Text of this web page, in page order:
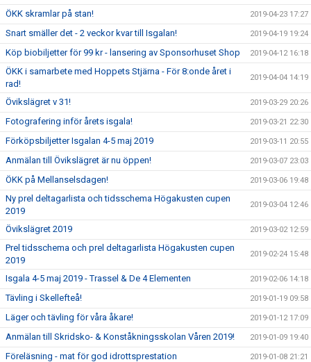
ÖKK skramlar på stan! 2019-04-23 17:27
Snart smäller det - 2 veckor kvar till Isgalan! 2019-04-19 19:24
Köp biobiljetter för 99 kr - lansering av Sponsorhuset Shop 2019-04-12 16:18
ÖKK i samarbete med Hoppets Stjärna - För 8:onde året i
rad!
2019-04-04 14:19
Övikslägret v 31! 2019-03-29 20:26
Fotografering inför årets isgala! 2019-03-21 22:30
Förköpsbiljetter Isgalan 4-5 maj 2019 2019-03-11 20:55
Anmälan till Övikslägret är nu öppen! 2019-03-07 23:03
ÖKK på Mellanselsdagen! 2019-03-06 19:48
Ny prel deltagarlista och tidsschema Högakusten cupen
2019
2019-03-04 12:46
Övikslägret 2019 2019-03-02 12:59
Prel tidsschema och prel deltagarlista Högakusten cupen
2019
2019-02-24 15:48
Isgala 4-5 maj 2019 - Trassel & De 4 Elementen 2019-02-06 14:18
Tävling i Skellefteå! 2019-01-19 09:58
Läger och tävling för våra åkare! 2019-01-12 17:09
Anmälan till Skridsko- & Konståkningsskolan Våren 2019! 2019-01-09 19:40
Föreläsning - mat för god idrottsprestation 2019-01-08 21:21